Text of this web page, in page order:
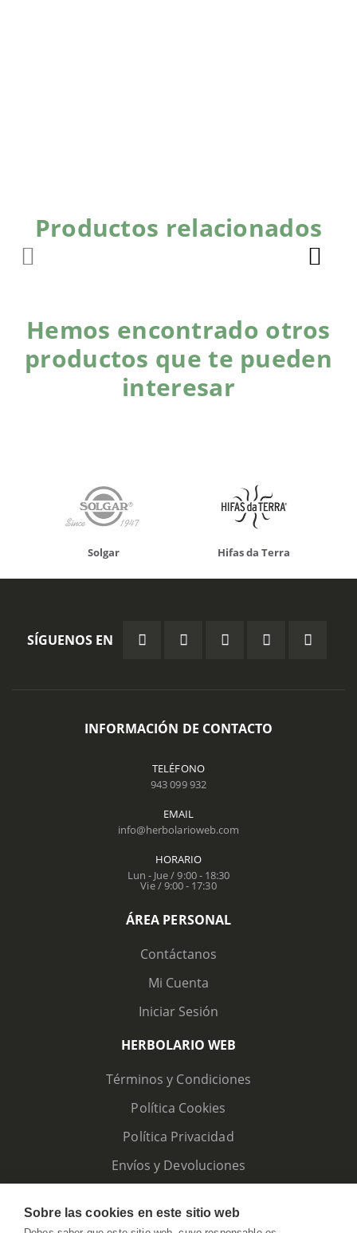
Productos relacionados
Hemos encontrado otros
productos que te pueden
interesar
Solgar Hifas da Terra
SÍGUENOS EN
INFORMACIÓN DE CONTACTO
TELÉFONO
943 099 932
EMAIL
info@herbolarioweb.com
HORARIO
Lun - Jue / 9:00 - 18:30
Vie / 9:00 - 17:30
ÁREA PERSONAL
Contáctanos
Mi Cuenta
Iniciar Sesión
HERBOLARIO WEB
Términos y Condiciones
Política Cookies
Política Privacidad
Envíos y Devoluciones
Sobre las cookies en este sitio web